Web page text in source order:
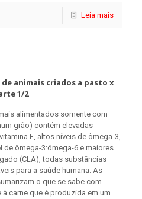
Leia mais
animais criados a pasto x
1/2
alimentados somente com
grão) contém elevadas
E, altos níveis de ômega-3,
ômega-3:ômega-6 e maiores
(CLA), todas substâncias
para a saúde humana. As
o que se sabe com
carne que é produzida em um